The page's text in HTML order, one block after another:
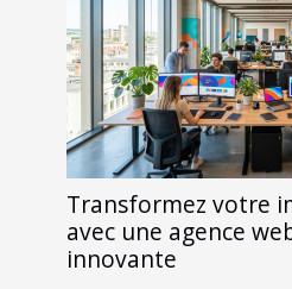
Transformez votre
avec une agence
innovante